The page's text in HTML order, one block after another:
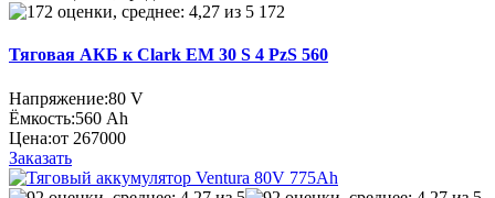
172
Тяговая АКБ к Clark EM 30 S 4 PzS 560
Напряжение:80 V
Ёмкость:560 Ah
Цена:от 267000
Заказать